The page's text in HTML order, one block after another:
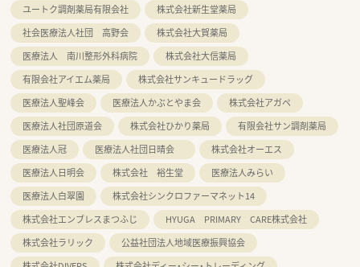
ユートク調剤薬局有限会社
株式会社新生堂薬局
社会医療法人社団 高野会
株式会社大賀薬局
医療法人 南川整形外科病院
株式会社大信薬局
有限会社アイエム薬局
株式会社サンキュードラッグ
医療法人聖峰会
医療法人かぶとやま会
株式会社アガペ
医療法人社団原道会
株式会社ひかり薬局
有限会社サン調剤薬局
医療法人冠
医療法人社団日晴会
株式会社オーエス
医療法人日明会
株式会社 裕生堂
医療法人みらい
医療法人白翠園
株式会社シンクロファーマネット14
株式会社エンブレスまつふじ
HYUGA PRIMARY CARE株式会社
株式会社ラリック
公益社団法人地域医療振興協会